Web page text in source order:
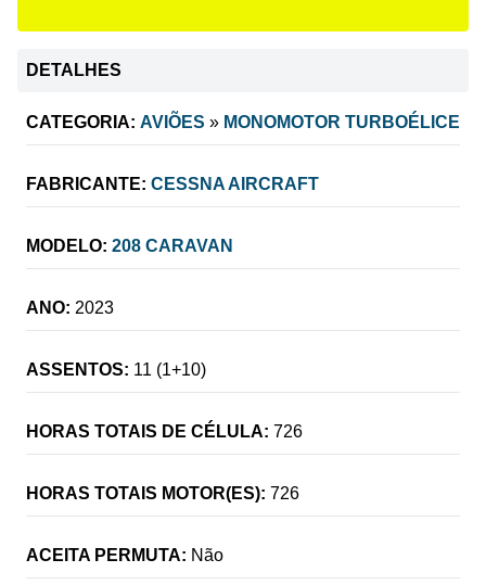
DETALHES
CATEGORIA: AVIÕES » MONOMOTOR TURBOÉLICE
FABRICANTE: CESSNA AIRCRAFT
MODELO: 208 CARAVAN
ANO: 2023
ASSENTOS: 11 (1+10)
HORAS TOTAIS DE CÉLULA: 726
HORAS TOTAIS MOTOR(ES): 726
ACEITA PERMUTA: Não